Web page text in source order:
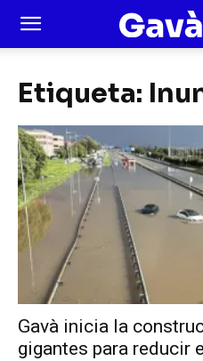
Etiqueta:
Gavà inicia la
gigantes para reducir